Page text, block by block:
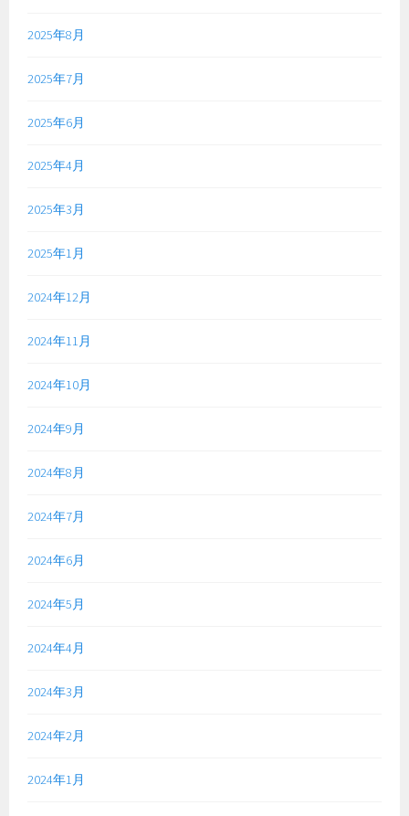
2025年8月
2025年7月
2025年6月
2025年4月
2025年3月
2025年1月
2024年12月
2024年11月
2024年10月
2024年9月
2024年8月
2024年7月
2024年6月
2024年5月
2024年4月
2024年3月
2024年2月
2024年1月